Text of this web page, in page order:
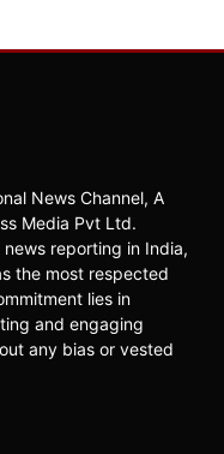
News Channel, A
Media Pvt Ltd.
reporting in India,
the most respected
lies in
and engaging
any bias or vested